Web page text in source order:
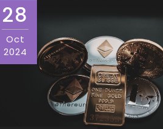
28
Oct
2024